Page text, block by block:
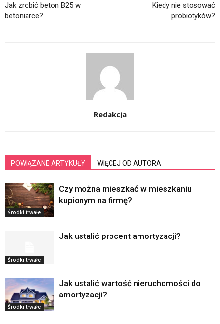
Jak zrobić beton B25 w
betoniarce?
Kiedy nie stosować
probiotyków?
Redakcja
POWIĄZANE ARTYKUŁY WIĘCEJ OD AUTORA
Środki trwałe
Czy można mieszkać w mieszkaniu
kupionym na firmę?
Środki trwałe
Jak ustalić procent amortyzacji?
Środki trwałe
Jak ustalić wartość nieruchomości do
amortyzacji?